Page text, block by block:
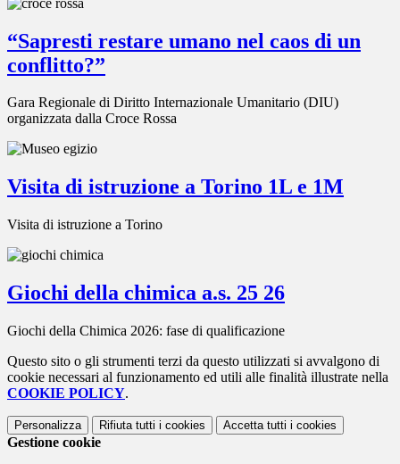
“Sapresti restare umano nel caos di un
conflitto?”
Gara Regionale di Diritto Internazionale Umanitario (DIU)
organizzata dalla Croce Rossa
Visita di istruzione a Torino 1L e 1M
Visita di istruzione a Torino
Giochi della chimica a.s. 25 26
Giochi della Chimica 2026: fase di qualificazione
Questo sito o gli strumenti terzi da questo utilizzati si avvalgono di
cookie necessari al funzionamento ed utili alle finalità illustrate nella
COOKIE POLICY.
Personalizza Rifiuta tutti i cookies Accetta tutti i cookies
Gestione cookie